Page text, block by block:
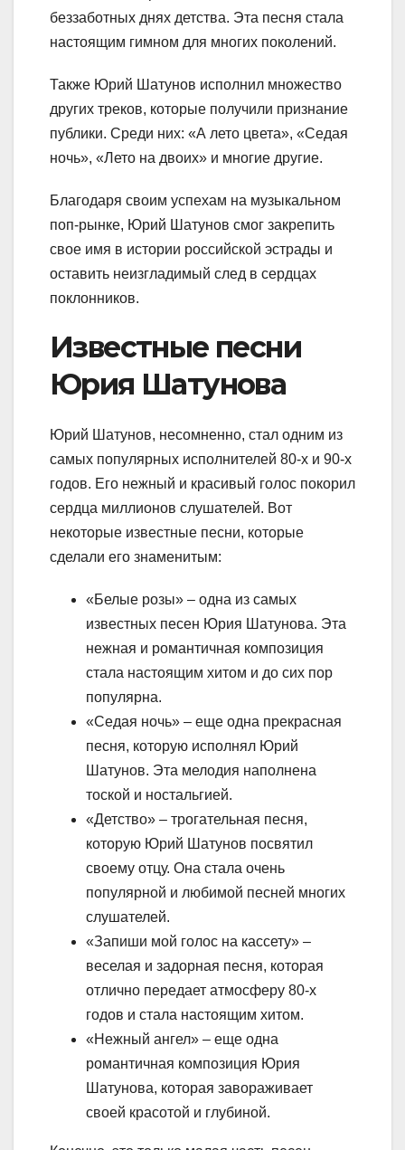
беззаботных днях детства. Эта песня стала
настоящим гимном для многих поколений.
Также Юрий Шатунов исполнил множество
других треков, которые получили признание
публики. Среди них: «А лето цвета», «Седая
ночь», «Лето на двоих» и многие другие.
Благодаря своим успехам на музыкальном
поп-рынке, Юрий Шатунов смог закрепить
свое имя в истории российской эстрады и
оставить неизгладимый след в сердцах
поклонников.
Известные песни
Юрия Шатунова
Юрий Шатунов, несомненно, стал одним из
самых популярных исполнителей 80-х и 90-х
годов. Его нежный и красивый голос покорил
сердца миллионов слушателей. Вот
некоторые известные песни, которые
сделали его знаменитым:
«Белые розы» – одна из самых
известных песен Юрия Шатунова. Эта
нежная и романтичная композиция
стала настоящим хитом и до сих пор
популярна.
«Седая ночь» – еще одна прекрасная
песня, которую исполнял Юрий
Шатунов. Эта мелодия наполнена
тоской и ностальгией.
«Детство» – трогательная песня,
которую Юрий Шатунов посвятил
своему отцу. Она стала очень
популярной и любимой песней многих
слушателей.
«Запиши мой голос на кассету» –
веселая и задорная песня, которая
отлично передает атмосферу 80-х
годов и стала настоящим хитом.
«Нежный ангел» – еще одна
романтичная композиция Юрия
Шатунова, которая завораживает
своей красотой и глубиной.